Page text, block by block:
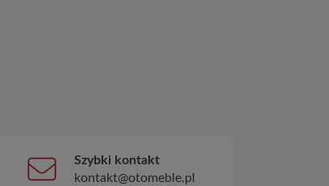
Szybki kontakt
kontakt@otomeble.pl